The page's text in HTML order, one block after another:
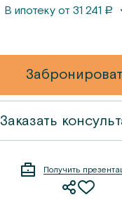
Получить
В ипотеку от 31 241 a
Заказать